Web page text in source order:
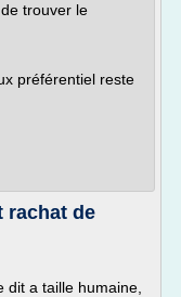
trouver le
préférentiel reste
rachat de
a taille humaine,